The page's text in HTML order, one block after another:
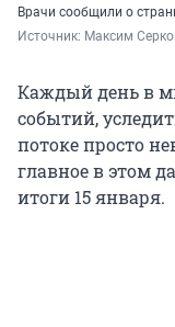
Врачи сообщили о
Источник: Максим
Каждый день в
событий,
потоке просто
главное в этом
итоги 15 января.